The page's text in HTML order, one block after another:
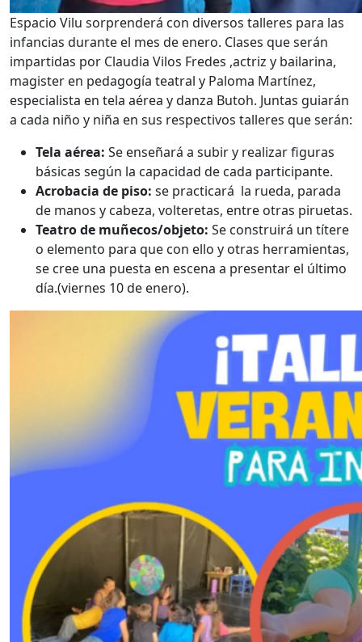
Espacio Vilu sorprenderá con diversos talleres para las
infancias durante el mes de enero. Clases que serán
impartidas por Claudia Vilos Fredes ,actriz y bailarina,
magister en pedagogía teatral y Paloma Martínez,
especialista en tela aérea y danza Butoh. Juntas guiarán
a cada niño y niña en sus respectivos talleres que serán:
Tela aérea: Se enseñará a subir y realizar figuras
básicas según la capacidad de cada participante.
Acrobacia de piso: se practicará la rueda, parada
de manos y cabeza, volteretas, entre otras piruetas.
Teatro de muñecos/objeto: Se construirá un títere
o elemento para que con ello y otras herramientas,
se cree una puesta en escena a presentar el último
día.(viernes 10 de enero).